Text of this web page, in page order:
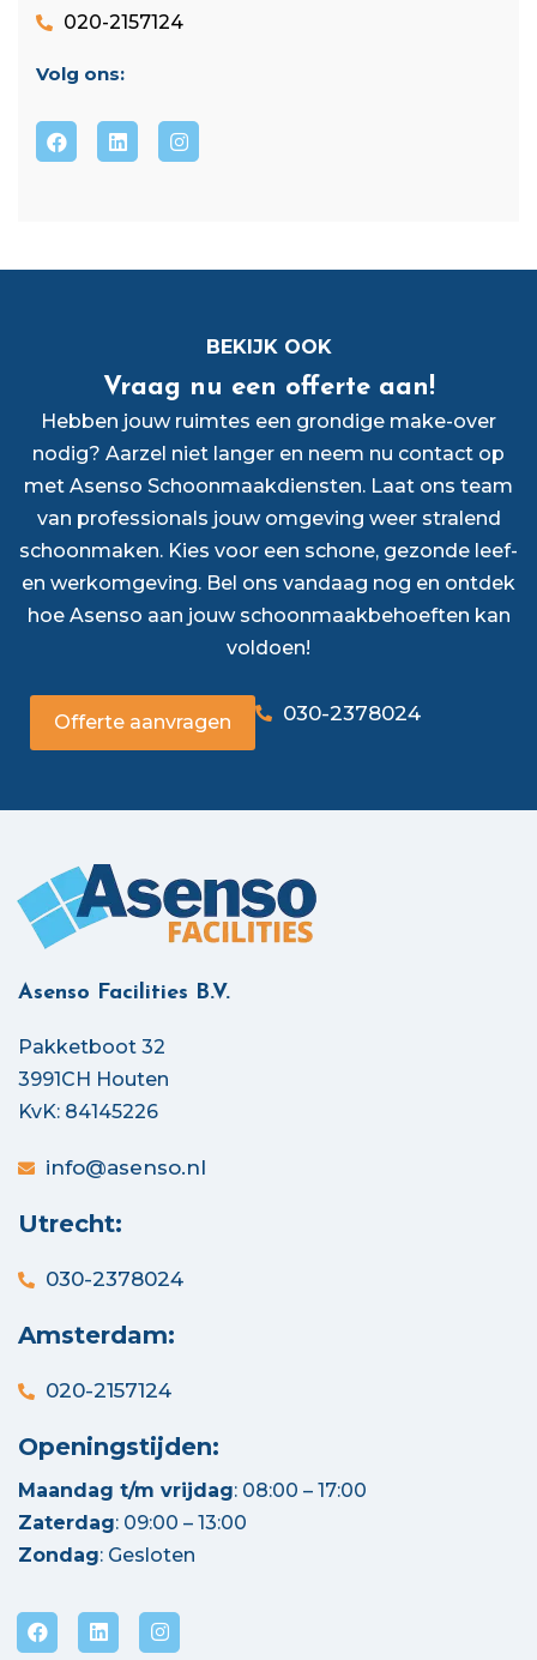
020-2157124
Volg ons:
BEKIJK OOK
Vraag nu een offerte aan!
Hebben jouw ruimtes een grondige make-over
nodig? Aarzel niet langer en neem nu contact op
met Asenso Schoonmaakdiensten. Laat ons team
van professionals jouw omgeving weer stralend
schoonmaken. Kies voor een schone, gezonde leef-
en werkomgeving. Bel ons vandaag nog en ontdek
hoe Asenso aan jouw schoonmaakbehoeften kan
voldoen!
Offerte aanvragen 030-2378024
Asenso Facilities B.V.
Pakketboot 32
3991CH Houten
KvK: 84145226
info@asenso.nl
Utrecht:
030-2378024
Amsterdam:
020-2157124
Openingstijden:
Maandag t/m vrijdag: 08:00 – 17:00
Zaterdag: 09:00 – 13:00
Zondag: Gesloten